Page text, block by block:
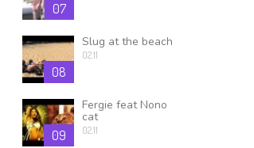
07
08
Slug at the beach
02.11
09
Fergie feat Nono
cat
02.11